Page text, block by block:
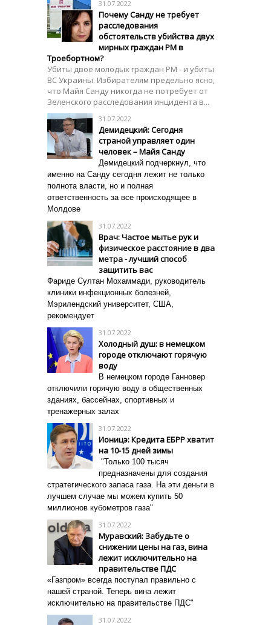
31.07.2022
Почему Санду не требует
расследования
обстоятельств убийства двух
мирных граждан РМ в
Троебортном?
Убиты двое молодых граждан РМ - и убиты
ВС Украины. Избирателям предельно ясно,
что Майя Санду никогда не потребует от
Зеленского расследования инцидента в...
31.07.2022
Демидецкий: Сегодня
страной управляет один
человек – Майя Санду
Демидецкий подчеркнул, что
именно на Санду сегодня лежит не только
полнота власти, но и полная
ответственность за все происходящее в
Молдове
31.07.2022
Врач: Частое мытье рук и
физическое расстояние в два
метра - лучший способ
защитить вас
Фариде Султан Мохаммади, руководитель
клиники инфекционных болезней,
Мэрилендский университет, США,
рекомендует
31.07.2022
Холодный душ: в немецком
городе отключают горячую
воду
В немецком городе Ганновер
отключили горячую воду в общественных
зданиях, бассейнах, спортивных и
тренажерных залах
31.07.2022
Ионицэ: Кредита ЕБРР хватит
на 10-15 дней зимы
"Только 100 тысяч
предназначены для создания
стратегического запаса газа. На эти деньги в
лучшем случае мы можем купить 50
миллионов кубометров газа"
31.07.2022
Муравский: Забудьте о
снижении цены на газ, вина
лежит исключительно на
правительстве ПДС
«Газпром» всегда поступал правильно с
нашей страной. Теперь вина лежит
исключительно на правительстве ПДС"
31.07.2022